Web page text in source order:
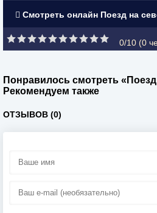
Смотреть онлайн Поезд на
0/10 (0
Понравилось смотреть
Рекомендуем также
ОТЗЫВОВ (0)